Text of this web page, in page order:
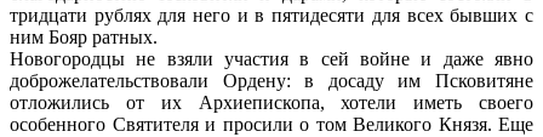
тридцати рублях для него и в пятидесяти для всех бывших с
ним Бояр ратных.
Новогородцы не взяли участия в сей войне и даже явно
доброжелательствовали Ордену: в досаду им Псковитяне
отложились от их Архиепископа, хотели иметь своего
особенного Святителя и просили о том Великого Князя. Еще